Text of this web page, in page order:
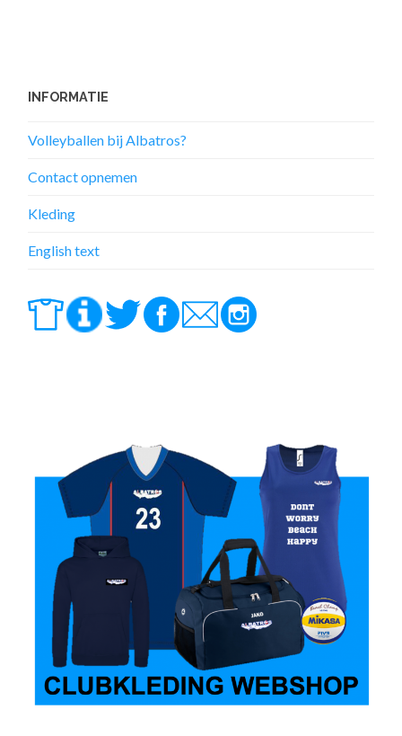
INFORMATIE
Volleyballen bij Albatros?
Contact opnemen
Kleding
English text